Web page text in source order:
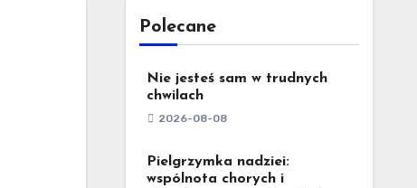
Polecane
Nie jesteś sam w trudnych
chwilach
2026-08-08
Pielgrzymka nadziei:
wspólnota chorych i